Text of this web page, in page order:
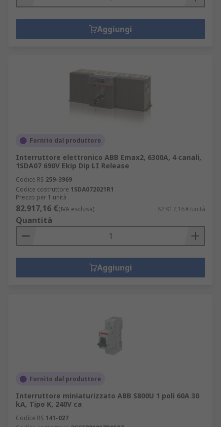
Aggiungi
Fornito dal produttore
Interruttore elettronico ABB Emax2, 6300A, 4 canali,
1SDA07 690V Ekip Dip LI Release
Codice RS 259-3969
Codice costruttore 1SDA072021R1
Prezzo per 1 unità
82.917,16 €(IVA esclusa) 82.917,16 €/unità
Quantità
Aggiungi
Fornito dal produttore
Interruttore miniaturizzato ABB S800U 1 poli 60A 30
kA, Tipo K, 240V ca
Codice RS 141-027